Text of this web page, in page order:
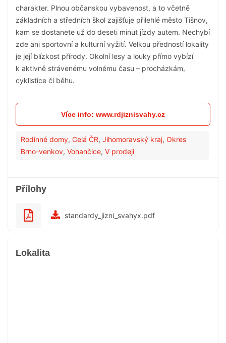
charakter. Plnou občanskou vybavenost, a to včetně
základních a středních škol zajišťuje přilehlé město Tišnov,
kam se dostanete už do deseti minut jízdy autem. Nechybí
zde ani sportovní a kulturní vyžití. Velkou předností lokality
je její blízkost přírody. Okolní lesy a louky přímo vybízí
k aktivně strávenému volnému času – procházkám,
cyklistice či běhu.
Více info: www.rdjiznisvahy.cz
Rodinné domy, Celá ČR, Jihomoravský kraj, Okres
Brno-venkov, Vohančice, V prodeji
Přílohy
standardy_jizni_svahyx.pdf
Lokalita